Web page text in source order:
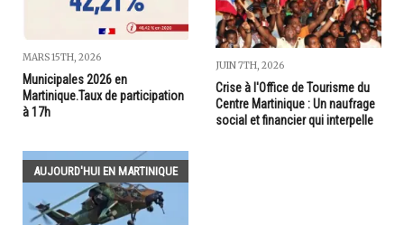
MARS 15TH, 2026
Municipales 2026 en
Martinique.Taux de participation
à 17h
JUIN 7TH, 2026
Crise à l'Office de Tourisme du
Centre Martinique : Un naufrage
social et financier qui interpelle
AUJOURD'HUI EN MARTINIQUE